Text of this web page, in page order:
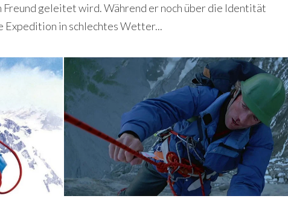
geleitet wird. Während er noch über die Identität
Expedition in schlechtes Wetter...